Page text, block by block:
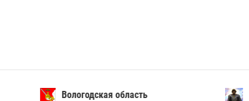
Вологодская область